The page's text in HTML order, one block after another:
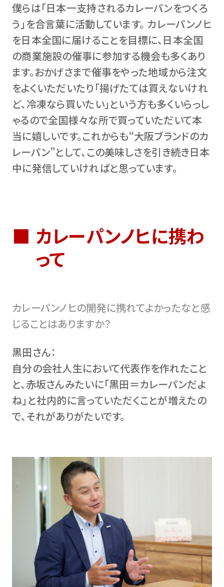
僕らは「日本一支持されるカレーパンをつくろ
う」を合言葉に活動しています。 カレーパンノヒ
を日本全国に届けることを目標に、日本全国
の商業施設の催事に参加する機会も多くあり
ます。おかげさまで催事をやった地域から注文
をよくいただいたり「揚げたては買えないけれ
ど、冷凍なら買いたい」という方も多くいらっし
ゃるので全国様々な所で買っていただいて本
当に嬉しいです。これからも“大阪ブランドのカ
レーパン”として、この美味しさを引き続き日本
中に発信していければと思っています。
カレーパンノヒに携わ
って
カレーパンノヒの開発に携れてよかったなと感
じることはありますか？
黒田さん：
自分の会社人生において代表作を作れたこと
と、赤坂さんみたいに「黒田＝カレーパンだよ
ね」と社内的に言っていただくことが増えたの
で、それがありがたいです。